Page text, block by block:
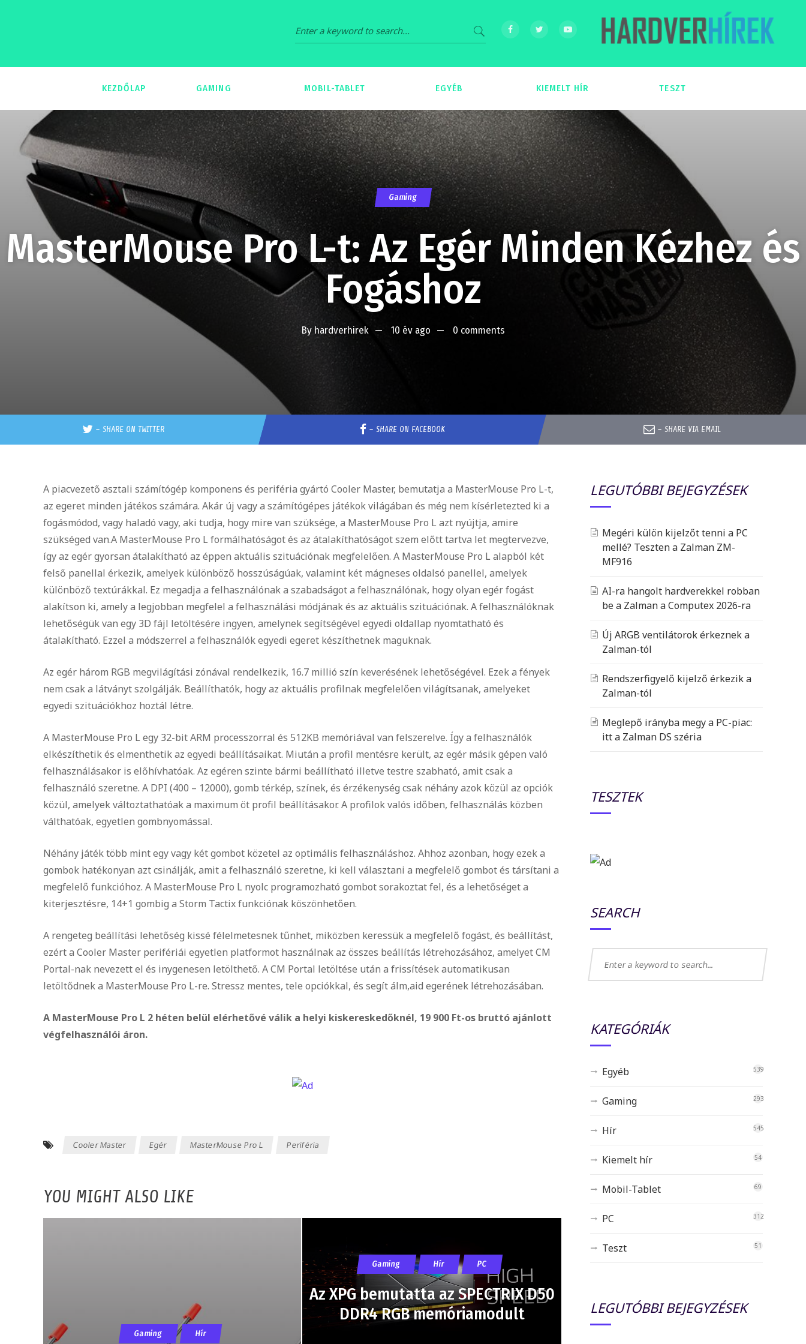
KEZDŐLAP GAMING MOBIL-TABLET EGYÉB KIEMELT HÍR TESZT
Gaming
MasterMouse Pro L-t: Az Egér Minden Kézhez és
Fogáshoz
By hardverhirek 10 év ago 0 comments
– SHARE ON TWITTER – SHARE ON FACEBOOK – SHARE VIA EMAIL
A piacvezető asztali számítógép komponens és periféria gyártó Cooler Master, bemutatja a MasterMouse Pro L-t,
az egeret minden játékos számára. Akár új vagy a számítógépes játékok világában és még nem kísérletezted ki a
fogásmódod, vagy haladó vagy, aki tudja, hogy mire van szüksége, a MasterMouse Pro L azt nyújtja, amire
szükséged van.A MasterMouse Pro L formálhatóságot és az átalakíthatóságot szem előtt tartva let megtervezve,
így az egér gyorsan átalakítható az éppen aktuális szituációnak megfelelően. A MasterMouse Pro L alapból két
felső panellal érkezik, amelyek különböző hosszúságúak, valamint két mágneses oldalsó panellel, amelyek
különböző textúrákkal. Ez megadja a felhasználónak a szabadságot a felhasználónak, hogy olyan egér fogást
alakítson ki, amely a legjobban megfelel a felhasználási módjának és az aktuális szituációnak. A felhasználóknak
lehetőségük van egy 3D fájl letöltésére ingyen, amelynek segítségével egyedi oldallap nyomtatható és
átalakítható. Ezzel a módszerrel a felhasználók egyedi egeret készíthetnek maguknak.
Az egér három RGB megvilágítási zónával rendelkezik, 16.7 millió szín keverésének lehetőségével. Ezek a fények
nem csak a látványt szolgálják. Beállíthatók, hogy az aktuális profilnak megfelelően világítsanak, amelyeket
egyedi szituációkhoz hoztál létre.
A MasterMouse Pro L egy 32-bit ARM processzorral és 512KB memóriával van felszerelve. Így a felhasználók
elkészíthetik és elmenthetik az egyedi beállításaikat. Miután a profil mentésre került, az egér másik gépen való
felhasználásakor is előhívhatóak. Az egéren szinte bármi beállítható illetve testre szabható, amit csak a
felhasználó szeretne. A DPI (400 – 12000), gomb térkép, színek, és érzékenység csak néhány azok közül az opciók
közül, amelyek változtathatóak a maximum öt profil beállításakor. A profilok valós időben, felhasználás közben
válthatóak, egyetlen gombnyomással.
Néhány játék több mint egy vagy két gombot közetel az optimális felhasználáshoz. Ahhoz azonban, hogy ezek a
gombok hatékonyan azt csinálják, amit a felhasználó szeretne, ki kell választani a megfelelő gombot és társítani a
megfelelő funkcióhoz. A MasterMouse Pro L nyolc programozható gombot sorakoztat fel, és a lehetőséget a
kiterjesztésre, 14+1 gombig a Storm Tactix funkciónak köszönhetően.
A rengeteg beállítási lehetőség kissé félelmetesnek tűnhet, miközben keressük a megfelelő fogást, és beállítást,
ezért a Cooler Master perifériái egyetlen platformot használnak az összes beállítás létrehozásához, amelyet CM
Portal-nak nevezett el és inygenesen letölthető. A CM Portal letöltése után a frissítések automatikusan
letöltődnek a MasterMouse Pro L-re. Stressz mentes, tele opciókkal, és segít álm,aid egerének létrehozásában.
A MasterMouse Pro L 2 héten belül elérhetővé válik a helyi kiskereskedőknél, 19 900 Ft-os bruttó ajánlott
végfelhasználói áron.
Cooler Master Egér MasterMouse Pro L Periféria
YOU MIGHT ALSO LIKE
Gaming Hír
Gaming Hír PC
Az XPG bemutatta az SPECTRIX D50
DDR4 RGB memóriamodult
LEGUTÓBBI BEJEGYZÉSEK
Megéri külön kijelzőt tenni a PC
mellé? Teszten a Zalman ZM-
MF916
AI-ra hangolt hardverekkel robban
be a Zalman a Computex 2026-ra
Új ARGB ventilátorok érkeznek a
Zalman-tól
Rendszerfigyelő kijelző érkezik a
Zalman-tól
Meglepő irányba megy a PC-piac:
itt a Zalman DS széria
TESZTEK
SEARCH
KATEGÓRIÁK
Egyéb 539
Gaming 293
Hír 545
Kiemelt hír 54
Mobil-Tablet 69
PC 312
Teszt 51
LEGUTÓBBI BEJEGYZÉSEK